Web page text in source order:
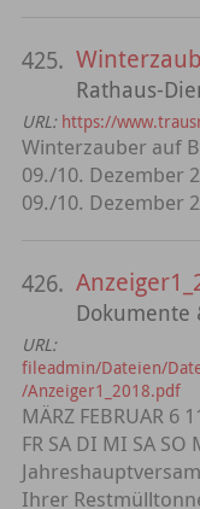
425.
Rathaus-
URL: https://
Winterzauber auf
09./10. Dezember
09./10. Dezember
426.
Dokumente
URL:
fileadmin/Dateien/
/Anzeiger1_2018.pdf
MÄRZ FEBRUAR 6
FR SA DI MI SA SO
Ihrer